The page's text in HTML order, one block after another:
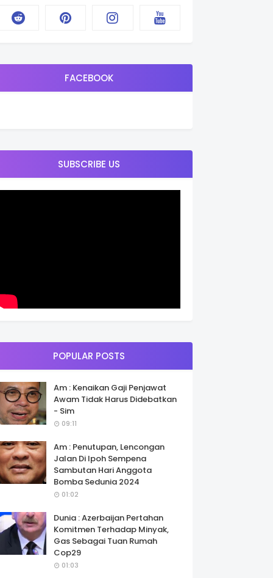
FACEBOOK
SUBSCRIBE US
POPULAR POSTS
Am : Kenaikan Gaji Penjawat
Awam Tidak Harus Didebatkan
- Sim
09:11
Am : Penutupan, Lencongan
Jalan Di Ipoh Sempena
Sambutan Hari Anggota
Bomba Sedunia 2024
01:02
Dunia : Azerbaijan Pertahan
Komitmen Terhadap Minyak,
Gas Sebagai Tuan Rumah
Cop29
01:03